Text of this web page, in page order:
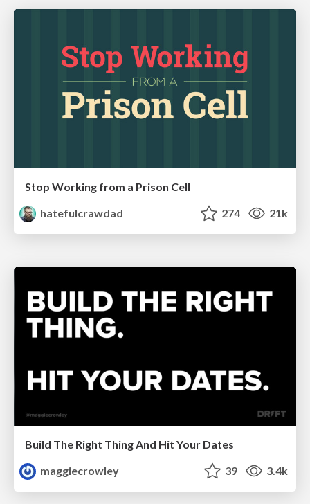
Stop Working from a Prison Cell
hatefulcrawdad
274 21k
Build The Right Thing And Hit Your Dates
maggiecrowley
39 3.4k